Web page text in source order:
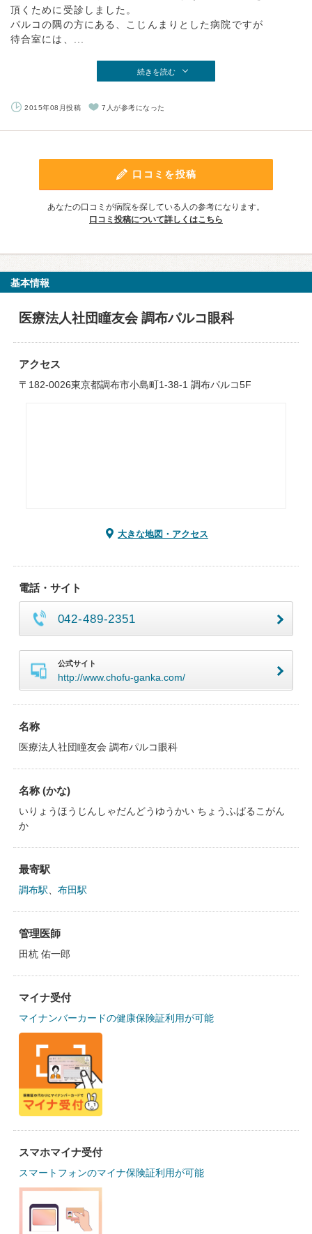
頂くために受診しました。
パルコの隅の方にある、こじんまりとした病院ですが
待合室には、...
続きを読む
2015年08月投稿 7人が参考になった
口コミを投稿
あなたの口コミが病院を探している人の参考になります。
口コミ投稿について詳しくはこちら
基本情報
医療法人社団瞳友会 調布パルコ眼科
アクセス
〒182-0026東京都調布市小島町1-38-1 調布パルコ5F
大きな地図・アクセス
電話・サイト
042-489-2351
公式サイト
http://www.chofu-ganka.com/
名称
医療法人社団瞳友会 調布パルコ眼科
名称 (かな)
いりょうほうじんしゃだんどうゆうかい ちょうふぱるこがん
か
最寄駅
調布駅 布田駅
管理医師
田杭 佑一郎
マイナ受付
マイナンバーカードの健康保険証利用が可能
スマホマイナ受付
スマートフォンのマイナ保険証利用が可能